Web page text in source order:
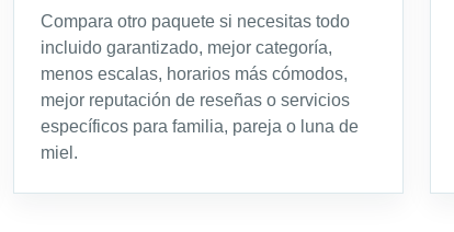
Compara otro paquete si necesitas todo
incluido garantizado, mejor categoría,
menos escalas, horarios más cómodos,
mejor reputación de reseñas o servicios
específicos para familia, pareja o luna de
miel.